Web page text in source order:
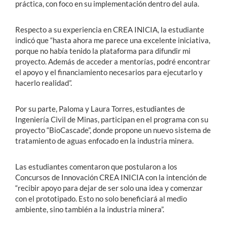
práctica, con foco en su implementación dentro del aula.
Respecto a su experiencia en CREA INICIA, la estudiante
indicó que “hasta ahora me parece una excelente iniciativa,
porque no había tenido la plataforma para difundir mi
proyecto. Además de acceder a mentorías, podré encontrar
el apoyo y el financiamiento necesarios para ejecutarlo y
hacerlo realidad”.
Por su parte, Paloma y Laura Torres, estudiantes de
Ingeniería Civil de Minas, participan en el programa con su
proyecto “BioCascade”, donde propone un nuevo sistema de
tratamiento de aguas enfocado en la industria minera.
Las estudiantes comentaron que postularon a los
Concursos de Innovación CREA INICIA con la intención de
“recibir apoyo para dejar de ser solo una idea y comenzar
con el prototipado. Esto no solo beneficiará al medio
ambiente, sino también a la industria minera”.